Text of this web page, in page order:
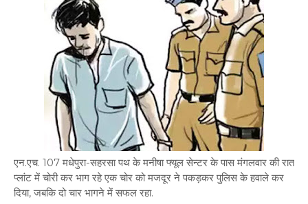
एन.एच. 107 मधेपुरा-सहरसा पथ के मनीषा फ्यूल सेन्टर के पास मंगलवार की रात
प्लांट में चोरी कर भाग रहे एक चोर को मजदूर ने पकड़कर पुलिस के हवाले कर
दिया, जबकि दो चार भागने में सफल रहा.